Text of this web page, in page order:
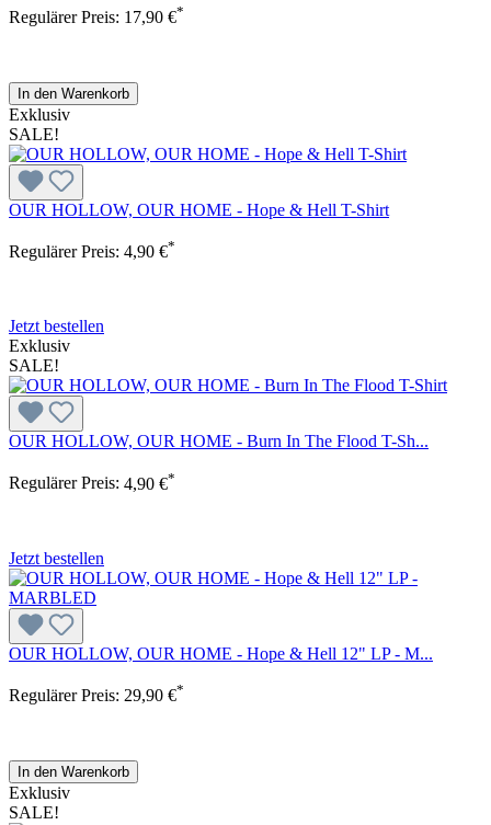
Regulärer Preis: 17,90 €*
In den Warenkorb
Exklusiv
SALE!
OUR HOLLOW, OUR HOME - Hope & Hell T-Shirt
Regulärer Preis: 4,90 €*
Jetzt bestellen
Exklusiv
SALE!
OUR HOLLOW, OUR HOME - Burn In The Flood T-Sh...
Regulärer Preis: 4,90 €*
Jetzt bestellen
OUR HOLLOW, OUR HOME - Hope & Hell 12" LP - M...
Regulärer Preis: 29,90 €*
In den Warenkorb
Exklusiv
SALE!